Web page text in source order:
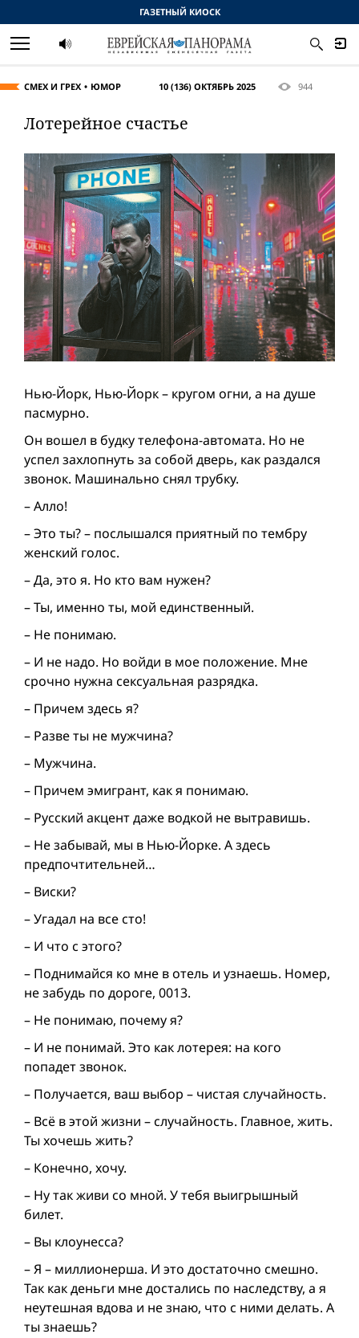
СМЕХ И ГРЕХ ЮМОР 10 (136) ОКТЯБРЬ 2025 944
Лотерейное счастье
Нью-Йорк, Нью-Йорк – кругом огни, а на душе
пасмурно.
Он вошел в будку телефона-автомата. Но не
успел захлопнуть за собой дверь, как раздался
звонок. Машинально снял трубку.
– Алло!
– Это ты? – послышался приятный по тембру
женский голос.
– Да, это я. Но кто вам нужен?
– Ты, именно ты, мой единственный.
– Не понимаю.
– И не надо. Но войди в мое положение. Мне
срочно нужна сексуальная разрядка.
– Причем здесь я?
– Разве ты не мужчина?
– Мужчина.
– Причем эмигрант, как я понимаю.
– Русский акцент даже водкой не вытравишь.
– Не забывай, мы в Нью-Йорке. А здесь
предпочтительней…
– Виски?
– Угадал на все сто!
– И что с этого?
– Поднимайся ко мне в отель и узнаешь. Номер,
не забудь по дороге, 0013.
– Не понимаю, почему я?
– И не понимай. Это как лотерея: на кого
попадет звонок.
– Получается, ваш выбор – чистая случайность.
– Всё в этой жизни – случайность. Главное, жить.
Ты хочешь жить?
– Конечно, хочу.
– Ну так живи со мной. У тебя выигрышный
билет.
– Вы клоунесса?
– Я – миллионерша. И это достаточно смешно.
Так как деньги мне достались по наследству, а я
неутешная вдова и не знаю, что с ними делать. А
ты знаешь?
ГАЗЕТНЫЙ КИОСК